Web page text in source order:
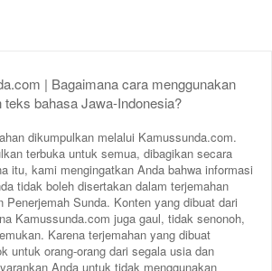
| Bagaimana cara menggunakan
teks bahasa Jawa-Indonesia?
dikumpulkan melalui Kamussunda.com.
terbuka untuk semua, dibagikan secara
itu, kami mengingatkan Anda bahwa informasi
tidak boleh disertakan dalam terjemahan
Penerjemah Sunda. Konten yang dibuat dari
Kamussunda.com juga gaul, tidak senonoh,
Karena terjemahan yang dibuat
untuk orang-orang dari segala usia dan
Anda untuk tidak menggunakan